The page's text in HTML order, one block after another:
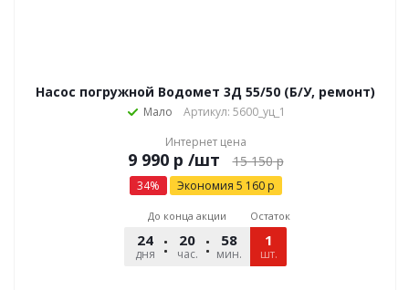
Насос погружной Водомет 3Д 55/50 (Б/У, ремонт)
Мало
Артикул: 5600_уц_1
Интернет цена
р /шт 15 150р
34% Экономия 5 160р
До конца акции
24
дня
20
час.
58
мин.
10
сек.
Остаток
1
шт.